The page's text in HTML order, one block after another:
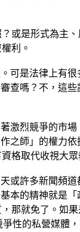
或是形式為主
利。
是法律上有
嗎？不，這
激烈競爭的市
之師」的權力
格取代收視大眾
或許多新聞頻
本的精神就是
那就免了。如
性的私營媒體